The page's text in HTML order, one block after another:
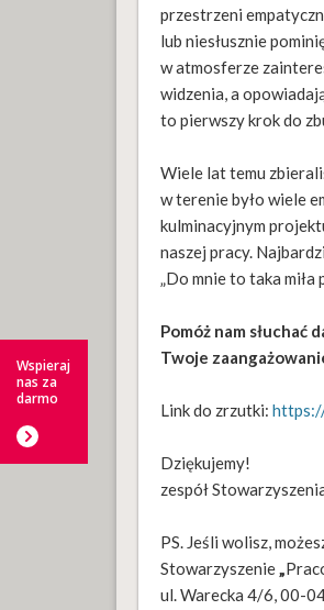
przestrzeni
lub niesłusznie
w atmosferze
widzenia, a
to pierwszy krok do
Wiele lat temu
w terenie było wiele
kulminacyjnym
naszej pracy.
„Do mnie to taka miła
Pomóż nam słuchać
Twoje
Link do zrzutki:
Dziękujemy!
zespół
PS. Jeśli wolisz,
Stowarzyszenie„
ul. Warecka 4/6, 00-
Wspieraj
nas za
darmo